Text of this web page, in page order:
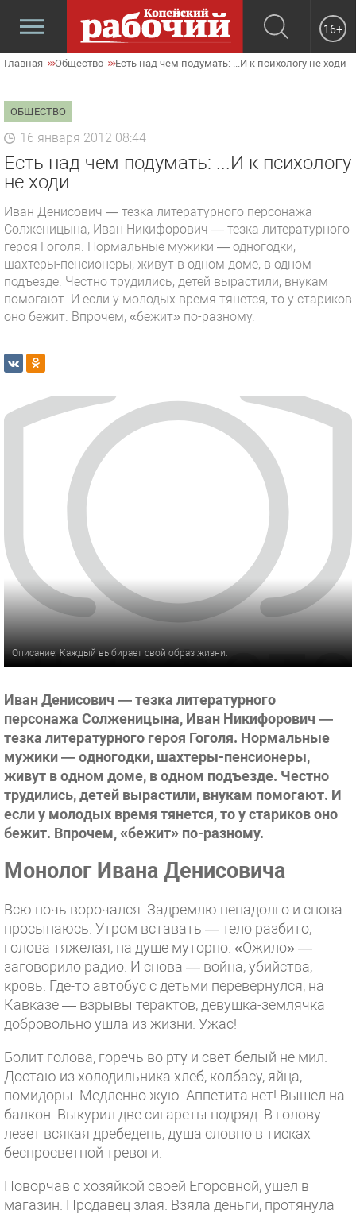
16+
Главная Общество Есть над чем подумать: ...И к психологу не ходи
ОБЩЕСТВО
16 января 2012 08:44
Есть над чем подумать: ...И к психологу
не ходи
Иван Денисович — тезка литературного персонажа
Солженицына, Иван Никифорович — тезка литературного
героя Гоголя. Нормальные мужики — одногодки,
шахтеры-пенсионеры, живут в одном доме, в одном
подъезде. Честно трудились, детей вырастили, внукам
помогают. И если у молодых время тянется, то у стариков
оно бежит. Впрочем, «бежит» по-разному.
Описание: Каждый выбирает свой образ жизни.
Иван Денисович — тезка литературного
персонажа Солженицына, Иван Никифорович —
тезка литературного героя Гоголя. Нормальные
мужики — одногодки, шахтеры-пенсионеры,
живут в одном доме, в одном подъезде. Честно
трудились, детей вырастили, внукам помогают. И
если у молодых время тянется, то у стариков оно
бежит. Впрочем, «бежит» по-разному.
Монолог Ивана Денисовича
Всю ночь ворочался. Задремлю ненадолго и снова
просыпаюсь. Утром вставать — тело разбито,
голова тяжелая, на душе муторно. «Ожило» —
заговорило радио. И снова — война, убийства,
кровь. Где-то автобус с детьми перевернулся, на
Кавказе — взрывы терактов, девушка-землячка
добровольно ушла из жизни. Ужас!
Болит голова, горечь во рту и свет белый не мил.
Достаю из холодильника хлеб, колбасу, яйца,
помидоры. Медленно жую. Аппетита нет! Вышел на
балкон. Выкурил две сигареты подряд. В голову
лезет всякая дребедень, душа словно в тисках
беспросветной тревоги.
Поворчав с хозяйкой своей Егоровной, ушел в
магазин. Продавец злая. Взяла деньги, протянула